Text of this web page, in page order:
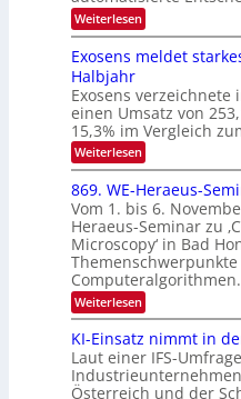
h
T
a
k
s
e
r
V
S
I
O
N
2
0
2
6
E
l
e
t
r
o
n
k
-
u
n
d
B
i
l
d
v
Weiterlesen:
W
n
d
i
e
K
I
m
i
t
d
e
n
k
t
Exosens meldet
Halbjahr
Exosens
einen Umsatz von
15,3% im Vergleich
Weiterlesen:
E
x
o
s
e
n
s
m
e
l
d
e
t
s
t
869. WE-Heraeus-
Vom 1. bis 6.
Heraeus-Seminar zu
Microscopy‘ in Bad
Weiterlesen:
8
9
.
W
E
KI-Einsatz nimmt in
Laut einer IFS-
Österreich und der